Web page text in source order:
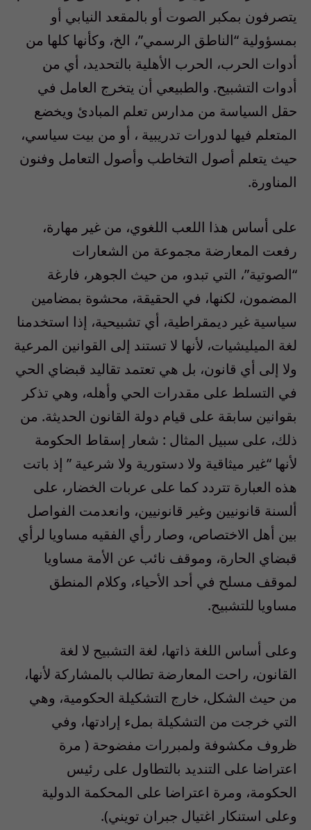
يتصرفون بمكبر الصوت أو بالمقعد النيابي أو
بمسؤولية “الناطق الرسمي”، الخ، وكأنها كلها من
أدوات الحرب، الحرب الأهلية بالتحديد، أي من
أدوات التشبيح. والطبيعي أن يتخرج العامل في
حقل السياسة من مدارس تعلم المبادئ ويخضع
المتعلم فيها لدورات تدريبية ، أو من بيت سياسي،
حيث يتعلم أصول التخاطب وأصول التعامل وفنون
المناورة.
على أساس هذا اللعب اللغوي، من غير مهارة،
رفعت المعارضة مجموعة من الشعارات
“الصوتية”، التي تبدو، من حيث الجوهر، فارغة
المضمون، لكنها، في الحقيقة، محشوة بمضامين
سياسية غير ديمقراطية، أي تشبيحية، إذا استخدمنا
لغة الميليشيات، لأنها لا تستند إلى القوانين المرعية
ولا إلى أي قانون، بل هي تعتمد تقاليد قبضاي الحي
في التسلط على مقدرات الحي وأهله، وهي تذكر
بقوانين سابقة على قيام دولة القانون الحديثة. من
ذلك، على سبيل المثال : شعار إسقاط الحكومة
لأنها “غير ميثاقية ولا دستورية ولا شرعية ” إذ باتت
هذه العبارة تتردد كما على عربات الخضار، على
ألسنة قانونيين وغير قانونيين، وانعدمت الفواصل
بين أهل الاختصاص، وصار رأي الفقيه مساويا لرأي
قبضاي الحارة، وموقف نائب عن الأمة مساويا
لموقف مسلح في أحد الأحياء، وكلام المنطق
مساويا للتشبيح.
وعلى أساس اللغة ذاتها، لغة التشبيح لا لغة
القانون، راحت المعارضة تطالب بالمشاركة لأنها،
من حيث الشكل، خارج التشكيلة الحكومية، وهي
التي خرجت من التشكيلة بملء إرادتها، وفي
ظروف مكشوفة ولمبررات مفضوحة ( مرة
اعتراضا على التنديد بالتطاول على رئيس
الحكومة، ومرة اعتراضا على المحكمة الدولية
وعلى استنكار اغتيال جبران تويني).